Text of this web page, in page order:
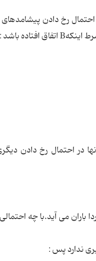
رخ دادن
اینکهBاتفاق افتاده باشد :
در احتمال رخ دادن
0/9 امروز باران می بارد و با احتمال 0/5
ندارد پس :